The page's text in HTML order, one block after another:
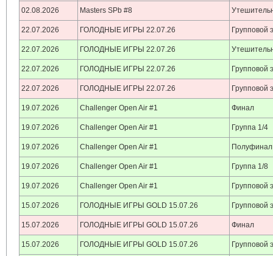
02.08.2026 Masters SPb #8
22.07.2026 ГОЛОДНЫЕ ИГРЫ 22.07.26 Групповой
22.07.2026 ГОЛОДНЫЕ ИГРЫ 22.07.26
22.07.2026 ГОЛОДНЫЕ ИГРЫ 22.07.26 Групповой
22.07.2026 ГОЛОДНЫЕ ИГРЫ 22.07.26 Групповой
19.07.2026 Challenger Open Air #1 Финал
19.07.2026 Challenger Open Air #1 Группа 1/4
19.07.2026 Challenger Open Air #1 Полуфинал
19.07.2026 Challenger Open Air #1 Группа 1/8
19.07.2026 Challenger Open Air #1 Групповой
15.07.2026 ГОЛОДНЫЕ ИГРЫ GOLD 15.07.26 Групповой
15.07.2026 ГОЛОДНЫЕ ИГРЫ GOLD 15.07.26 Финал
15.07.2026 ГОЛОДНЫЕ ИГРЫ GOLD 15.07.26 Групповой